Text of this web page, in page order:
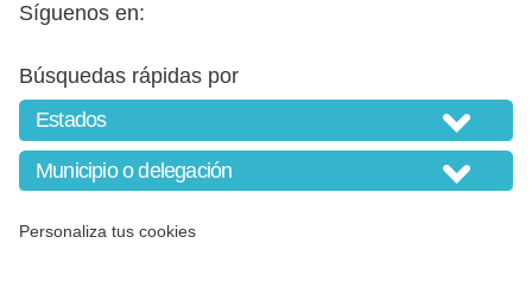
Síguenos en:
Búsquedas rápidas por
Personaliza tus cookies